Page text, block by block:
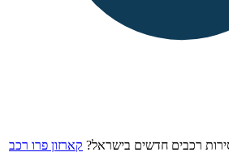
רכבים חדשים בישראל? קארזון פרו רכב